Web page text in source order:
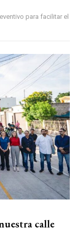
para facilitar el
calle